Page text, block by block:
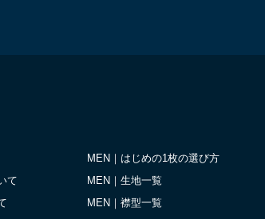
て
MEN｜はじめの1枚の選び方
MEN｜生地一覧
MEN｜襟型一覧